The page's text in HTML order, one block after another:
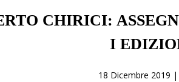
CHIRICI:
I
18 Dicembre 2019 |